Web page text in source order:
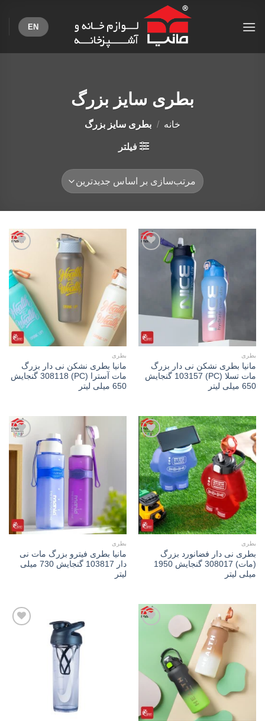
EN
بطری سایز بزرگ
خانه / بطری سایز بزرگ
فیلتر
بطری
مانیا بطری نشکن نی دار بزرگ
مات تسلا (PC) 103157 گنجایش
650 میلی لیتر
Add to
wishlist
بطری
مانیا بطری نشکن نی دار بزرگ
مات آسترا (PC) 308118 گنجایش
650 میلی لیتر
Add to
wishlist
بطری
بطری نی دار فضانورد بزرگ
(مات) 308017 گنجایش 1950
میلی لیتر
بطری
مانیا بطری فیترو بزرگ مات نی
دار 103817 گنجایش 730 میلی
لیتر